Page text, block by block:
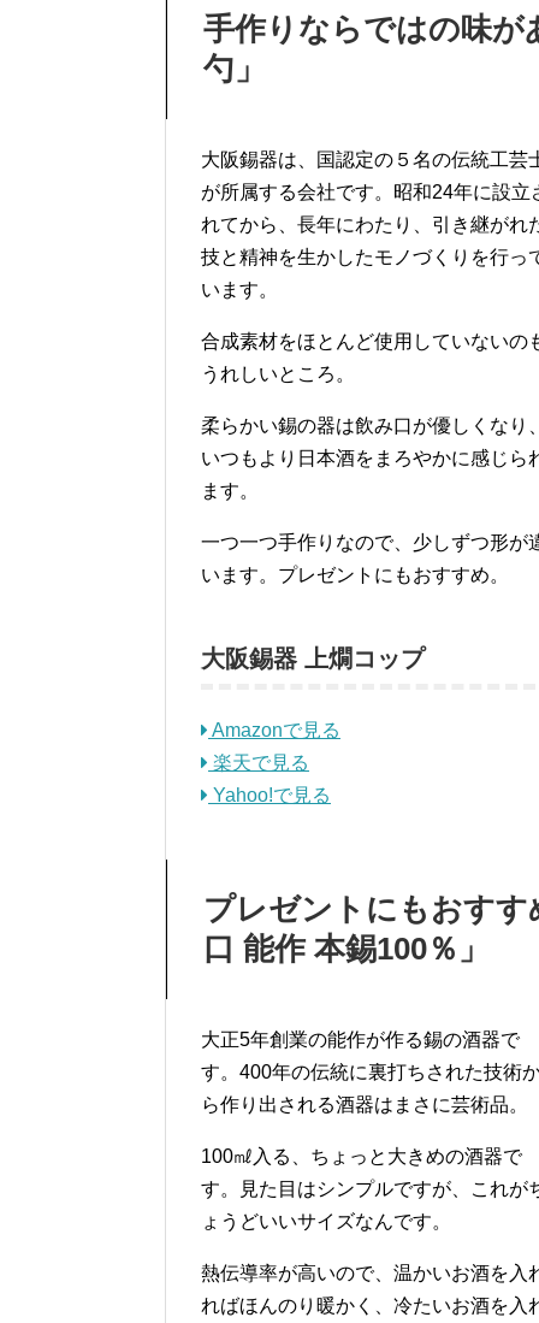
手作りならではの味が
勺」
大阪錫器は、国認定の５名の伝統工芸
が所属する会社です。昭和24年に設立
れてから、長年にわたり、引き継がれ
技と精神を生かしたモノづくりを行っ
います。
合成素材をほとんど使用していないの
うれしいところ。
柔らかい錫の器は飲み口が優しくなり、
いつもより日本酒をまろやかに感じら
ます。
一つ一つ手作りなので、少しずつ形が
います。プレゼントにもおすすめ。
大阪錫器 上燗コップ
Amazonで見る
楽天で見る
Yahoo!で見る
プレゼントにもおすす
口 能作 本錫100％」
大正5年創業の能作が作る錫の酒器で
す。400年の伝統に裏打ちされた技術
ら作り出される酒器はまさに芸術品。
100㎖入る、ちょっと大きめの酒器で
す。見た目はシンプルですが、これが
ょうどいいサイズなんです。
熱伝導率が高いので、温かいお酒を入
ればほんのり暖かく、冷たいお酒を入